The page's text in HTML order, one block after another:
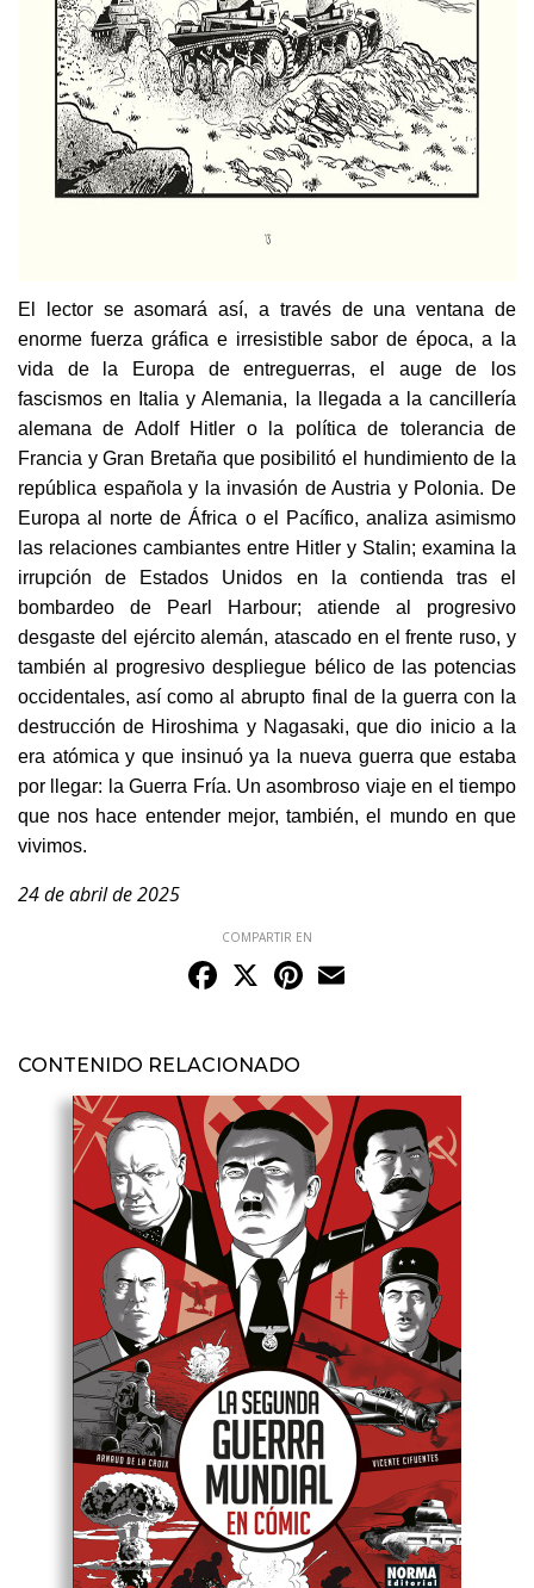
El lector se asomará así, a través de una ventana de
enorme fuerza gráfica e irresistible sabor de época, a la
vida de la Europa de entreguerras, el auge de los
fascismos en Italia y Alemania, la llegada a la cancillería
alemana de Adolf Hitler o la política de tolerancia de
Francia y Gran Bretaña que posibilitó el hundimiento de la
república española y la invasión de Austria y Polonia. De
Europa al norte de África o el Pacífico, analiza asimismo
las relaciones cambiantes entre Hitler y Stalin; examina la
irrupción de Estados Unidos en la contienda tras el
bombardeo de Pearl Harbour; atiende al progresivo
desgaste del ejército alemán, atascado en el frente ruso, y
también al progresivo despliegue bélico de las potencias
occidentales, así como al abrupto final de la guerra con la
destrucción de Hiroshima y Nagasaki, que dio inicio a la
era atómica y que insinuó ya la nueva guerra que estaba
por llegar: la Guerra Fría. Un asombroso viaje en el tiempo
que nos hace entender mejor, también, el mundo en que
vivimos.
24 de abril de 2025
COMPARTIR EN
Facebook
X Pinterest
CONTENIDO RELACIONADO